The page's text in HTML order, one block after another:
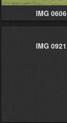
IMG 0606
IMG 0921